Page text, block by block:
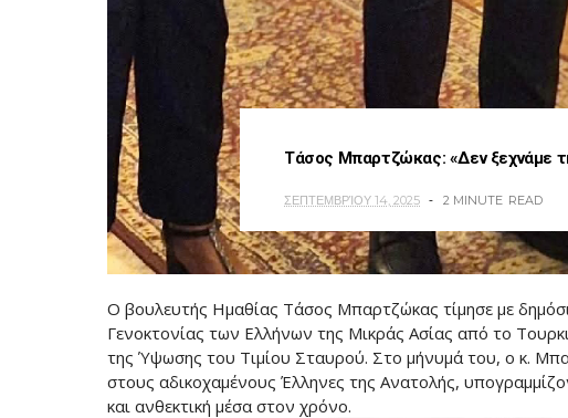
Τάσος Μπαρτζώκας: «Δεν ξεχνάμε
ΣΕΠΤΕΜΒΡΊΟΥ 14, 2025 2 MINUTE READ
Ο βουλευτής Ημαθίας Τάσος Μπαρτζώκας τίμησε με
Γενοκτονίας των Ελλήνων της Μικράς Ασίας από το
της Ύψωσης του Τιμίου Σταυρού. Στο μήνυμά του, ο κ.
στους αδικοχαμένους Έλληνες της Ανατολής,
και ανθεκτική μέσα στον χρόνο.